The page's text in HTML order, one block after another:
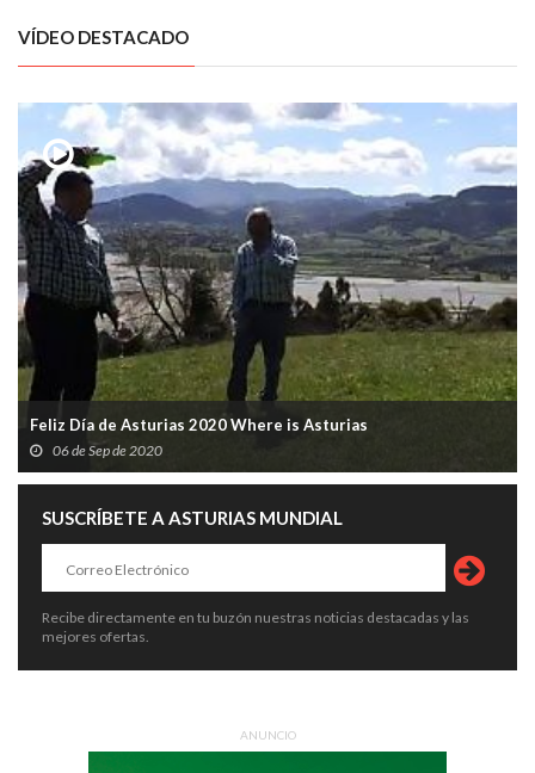
VÍDEO DESTACADO
Feliz Día de Asturias 2020 Where is Asturias
06 de Sep de 2020
SUSCRÍBETE A ASTURIAS MUNDIAL
Recibe directamente en tu buzón nuestras noticias destacadas y las
mejores ofertas.
ANUNCIO